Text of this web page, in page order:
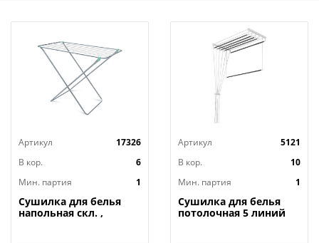
Страна-изготовитель: Китай
Артикул
17326
В кор.
6
Мин. партия
1
Сушилка для белья
напольная скл. ,
Артикул
5121
В кор.
10
Мин. партия
1
Сушилка для белья
потолочная 5 линий